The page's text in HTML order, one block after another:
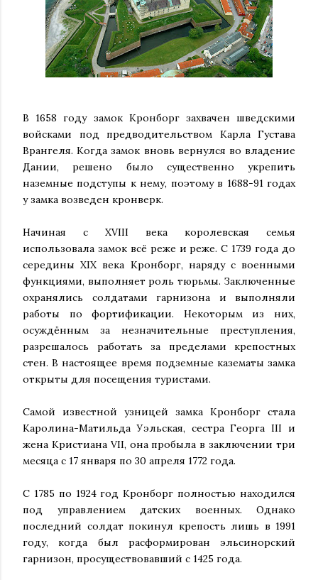
В 1658 году замок Кронборг захвачен шведскими
войсками под предводительством Карла Густава
Врангеля. Когда замок вновь вернулся во владение
Дании, решено было существенно укрепить
наземные подступы к нему, поэтому в 1688-91 годах
у замка возведен кронверк.
Начиная с XVIII века королевская семья
использовала замок всё реже и реже. С 1739 года до
середины XIX века Кронборг, наряду с военными
функциями, выполняет роль тюрьмы. Заключенные
охранялись солдатами гарнизона и выполняли
работы по фортификации. Некоторым из них,
осуждённым за незначительные преступления,
разрешалось работать за пределами крепостных
стен. В настоящее время подземные казематы замка
открыты для посещения туристами.
Самой известной узницей замка Кронборг стала
Каролина-Матильда Уэльская, сестра Георга III и
жена Кристиана VII, она пробыла в заключении три
месяца с 17 января по 30 апреля 1772 года.
С 1785 по 1924 год Кронборг полностью находился
под управлением датских военных. Однако
последний солдат покинул крепость лишь в 1991
году, когда был расформирован эльсинорский
гарнизон, просуществовавший с 1425 года.